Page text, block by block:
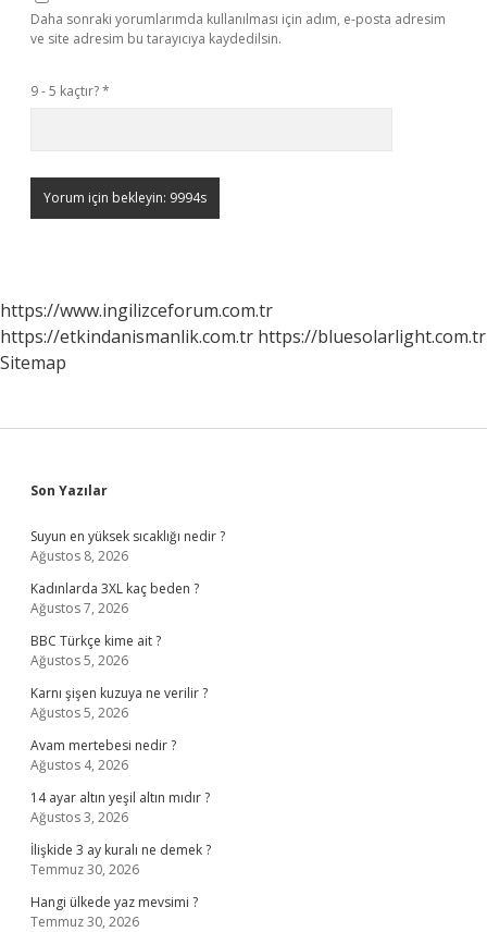
Daha sonraki yorumlarımda kullanılması için adım, e-posta adresim
ve site adresim bu tarayıcıya kaydedilsin.
9 - 5 kaçtır?*
https://www.ingilizceforum.com.tr
https://etkindanismanlik.com.tr https://bluesolarlight.com.tr
Sitemap
Sidebar
Son Yazılar
Suyun en yüksek sıcaklığı nedir ?
Ağustos 8, 2026
Kadınlarda 3XL kaç beden ?
Ağustos 7, 2026
BBC Türkçe kime ait ?
Ağustos 5, 2026
Karnı şişen kuzuya ne verilir ?
Ağustos 5, 2026
Avam mertebesi nedir ?
Ağustos 4, 2026
14 ayar altın yeşil altın mıdır ?
Ağustos 3, 2026
İlişkide 3 ay kuralı ne demek ?
Temmuz 30, 2026
Hangi ülkede yaz mevsimi ?
Temmuz 30, 2026